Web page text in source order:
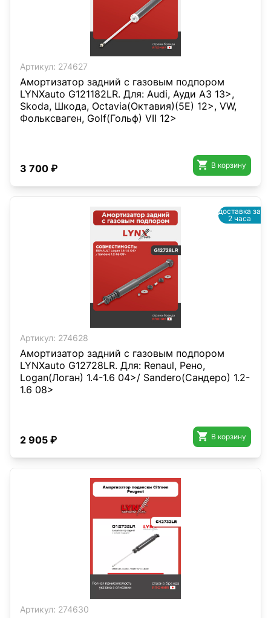
Артикул: 274627
Амортизатор задний с газовым подпором
LYNXauto G121182LR. Для: Audi, Ауди A3 13>,
Skoda, Шкода, Octavia(Октавия)(5E) 12>, VW,
Фольксваген, Golf(Гольф) VII 12>
3 700 ₽  В корзину
Артикул: 274628
Амортизатор задний с газовым подпором
LYNXauto G12728LR. Для: Renaul, Рено,
Logan(Логан) 1.4-1.6 04>/ Sandero(Сандеро) 1.2-
1.6 08>
2 905 ₽  В корзину
доставка за
2 часа
Артикул: 274630